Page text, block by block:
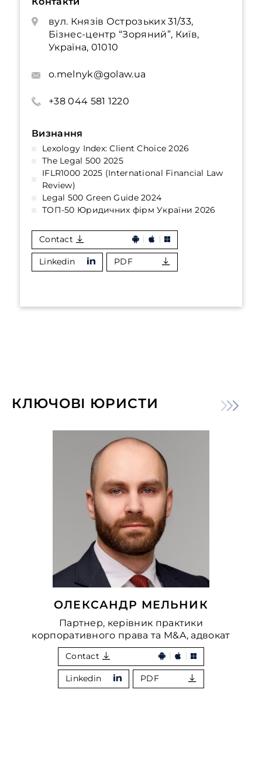
вул. Князів Острозьких 31/33,
Бізнес-центр “Зоряний”, Київ,
Україна, 01010
o.melnyk@golaw.ua
+38 044 581 1220
Визнання
Lexology Index: Client Choice 2026
The Legal 500 2025
IFLR1000 2025 (International Financial Law
Review)
Legal 500 Green Guide 2024
ТОП-50 Юридичних фірм України 2026
Contact
Linkedin PDF
КЛЮЧОВІ ЮРИСТИ
ОЛЕКСАНДР МЕЛЬНИК
Партнер, керівник практики
корпоративного права та M&A, адвокат
Contact
Linkedin PDF